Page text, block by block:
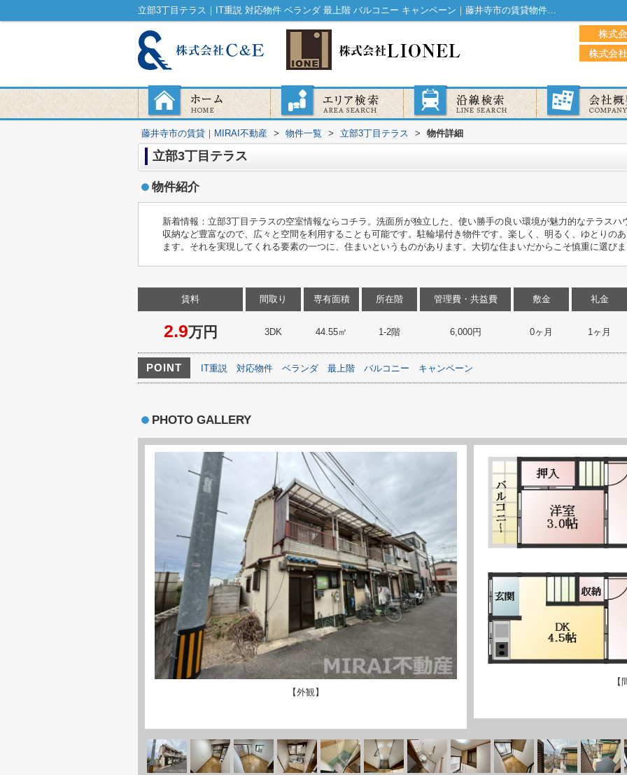
立部3丁目テラス｜IT重説 対応物件 ベランダ 最上階 バルコニー キャンペーン｜藤井寺市の賃貸物件はMIRAI不動産
藤井寺市の賃貸｜MIRAI不動産 > 物件一覧 > 立部3丁目テラス > 物件詳細
立部3丁目テラス
物件紹介
新着情報：立部3丁目テラスの空室情報ならコチラ。洗面所が独立した、使い勝手の良い環境が魅力的なテラス
収納など豊富なので、広々と空間を利用することも可能です。駐輪場付き物件です。楽しく、明るく、ゆとりの
ます。それを実現してくれる要素の一つに、住まいというものがあります。大切な住まいだからこそ慎重に選び
賃料
2.9万円
間取り
3DK
専有面積
44.55㎡
所在階
1-2階
管理費・共益費
6,000円
敷金
0ヶ月
礼金
1ヶ月
POINT IT重説 対応物件 ベランダ 最上階 バルコニー キャンペーン
PHOTO GALLERY
【外観】
【